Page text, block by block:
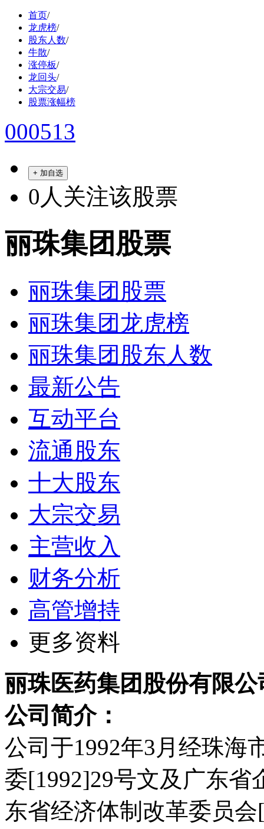
首页/
龙虎榜/
股东人数/
牛散/
涨停板/
龙回头/
大宗交易/
股票涨幅榜
000513
+ 加自选
0 人关注该股票
丽珠集团股票
丽珠集团股票
丽珠集团龙虎榜
丽珠集团股东人数
最新公告
互动平台
流通股东
十大股东
大宗交易
主营收入
财务分析
高管增持
更多资料
丽珠医药集团股份有限公
公司简介：
公司于1992年3月经珠海
委[1992]29号文及广东
东省经济体制改革委员